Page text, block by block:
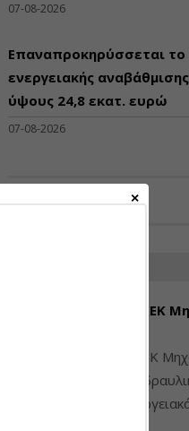
07-08-2026
Επαναπροκηρύσσεται το
ενεργειακής
ύψους 24,8 εκατ. ευρώ
07-08-2026
Διάθεση Πτυχίου ΜΕΚ
Διατίθεται πτυχίο ΜΕΚ
Μηχανικού: Η/Μ Γ',
Β', Βιομηχανικά -